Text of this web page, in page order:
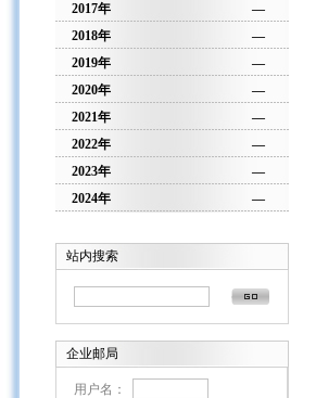
2017年
—
2018年
—
2019年
—
2020年
—
2021年
—
2022年
—
2023年
—
2024年
—
站内搜索
企业邮局
用户名：